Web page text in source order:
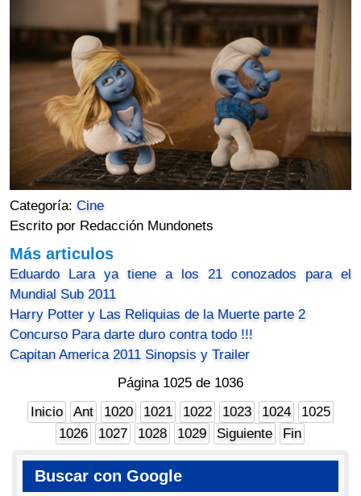
Categoría:Cine
Escrito por Redacción Mundonets
Más articulos
Eduardo Lara ya tiene a los 21 conozados para el
Mundial Sub 2011
Harry Potter y Las Reliquias de la Muerte parte 2
Concurso Para darte duro contra todo !!!
Capitan America 2011 Sinopsis y Trailer
Página 1025 de 1036
Inicio
Ant 1020 1021 1022 1023 1024
1025
1026
1027 1028 1029 Siguiente Fin
Buscar con Google